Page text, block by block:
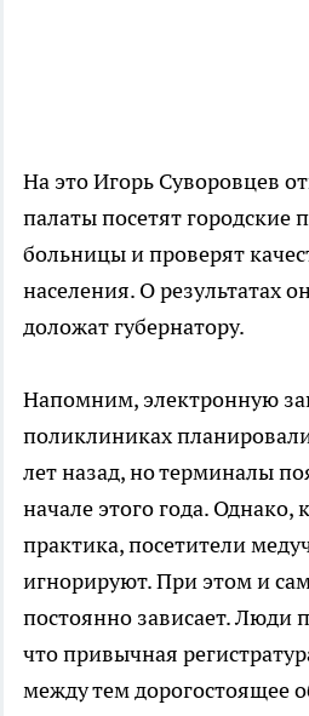
На это Игорь Суворовцев
палаты посетят городские
больницы и проверят
населения. О результатах
доложат губернатору.
Напомним, электронную
поликлиниках
лет назад, но терминалы
начале этого года. Однако,
практика, посетители
игнорируют. При этом и
постоянно зависает. Люди
что привычная
между тем дорогостоящее